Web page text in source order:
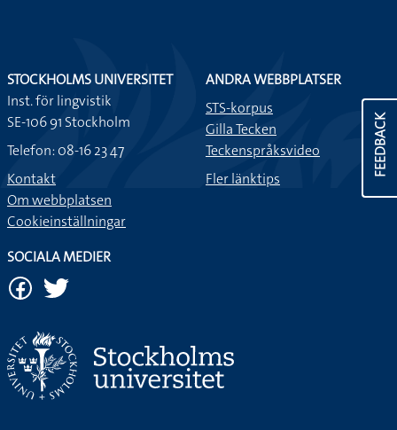
FEEDBACK
STOCKHOLMS UNIVERSITET
Inst. för lingvistik
SE-106 91 Stockholm
Telefon: 08-16 23 47
Kontakt
Om webbplatsen
Cookieinställningar
ANDRA WEBBPLATSER
STS-korpus
Gilla Tecken
Teckenspråksvideo
Fler länktips
SOCIALA MEDIER